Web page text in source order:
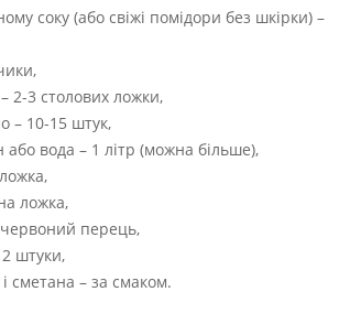
соку (або свіжі помідори без шкірки) –
2-3 столових ложки,
– 10-15 штук,
або вода – 1 літр (можна більше),
ложка,
перець,
штуки,
і сметана – за смаком.